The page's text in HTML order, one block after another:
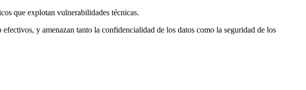
que explotan vulnerabilidades técnicas.
y amenazan tanto la confidencialidad de los datos como la seguridad de los